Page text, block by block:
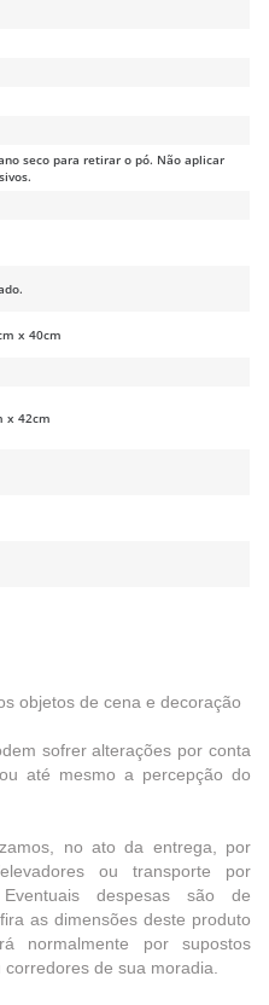
seco para retirar o pó. Não aplicar
x 40cm
x 42cm
objetos de cena e decoração
sofrer alterações por conta
até mesmo a percepção do
no ato da entrega, por
ou transporte por
despesas são de
as dimensões deste produto
normalmente por supostos
de sua moradia.